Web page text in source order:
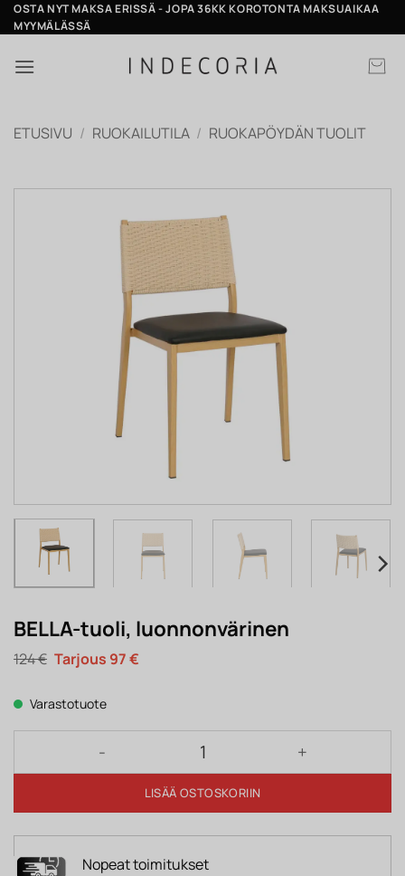
Skip
to
OSTA NYT MAKSA ERISSÄ - JOPA 36KK KOROTONTA MAKSUAIKAA
MYYMÄLÄSSÄ
ETUSIVU / RUOKAILUTILA / RUOKAPÖYDÄN TUOLIT
BELLA-tuoli, luonnonvärinen
124€ Alkuperäinen
hinta
124 €.
97€Nykyinen
Varastotuote
BELLA-tuoli, luonnonvärinen määrä
LISÄÄ OSTOSKORIIN
Nopeat toimitukset